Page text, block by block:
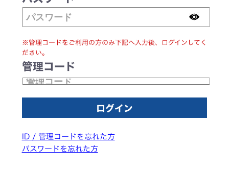
※管理コードをご利用の方のみ下記へ入力後、ログインしてく
ださい。
管理コード
ID / 管理コードを忘れた方
パスワードを忘れた方